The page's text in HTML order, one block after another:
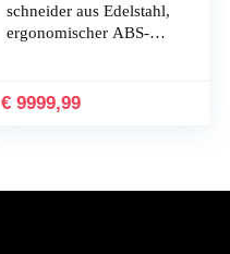
schneider aus Edelstahl,
ergonomischer ABS-
robust und rostbeständig
€ 9999,99